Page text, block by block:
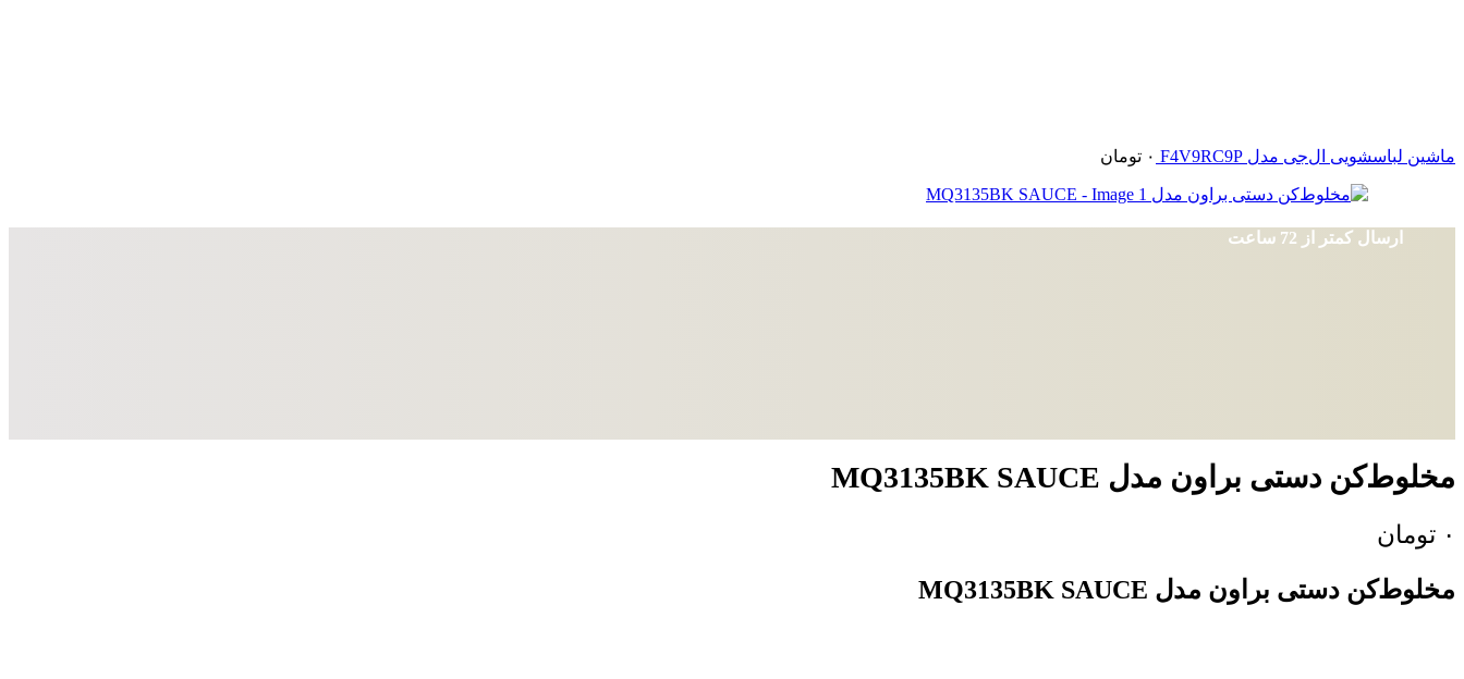
ماشین لباسشویی ال‌جی مدل F4V9RC9P ۰ تومان
ارسال کمتر از 72 ساعت
مخلوط‌کن دستی براون مدل MQ3135BK SAUCE
۰ تومان
مخلوط‌کن دستی براون مدل MQ3135BK SAUCE